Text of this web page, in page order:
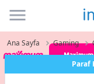
Ana Sayfa Gaming
Paraf